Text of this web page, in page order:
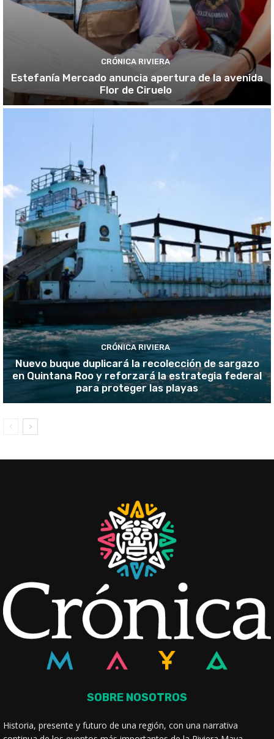
CRÓNICA RIVIERA
Estefanía Mercado anuncia apertura de la avenida
Flor de Ciruelo
CRÓNICA RIVIERA
Nuevo buque duplicará la recolección de sargazo
en Quintana Roo y reforzará la estrategia federal
para proteger las playas
SOBRE NOSOTROS
Historia, presente y futuro de una región, con una narrativa